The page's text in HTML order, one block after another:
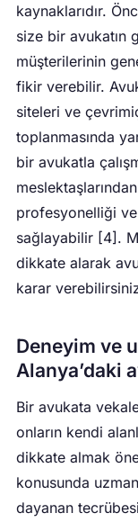
kaynaklarıdır.
size bir avukatın
müşterilerinin
fikir verebilir.
siteleri ve
toplanmasında
bir avukatla
profesyonelliği
sağlayabilir [4].
dikkate alarak
karar
Deneyim ve
Alanya’daki
Bir avukata
onların kendi
dikkate almak
konusunda
dayanan